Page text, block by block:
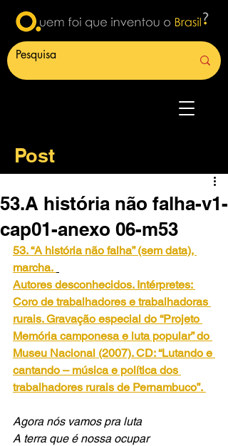
Post
53.A história não falha-v1-
cap01-anexo 06-m53
53. “A história não falha” (sem data),
marcha.
Autores desconhecidos. Intérpretes:
Coro de trabalhadores e trabalhadoras
rurais. Gravação especial do “Projeto
Memória camponesa e luta popular” do
Museu Nacional (2007). CD: “Lutando e
cantando – música e política dos
trabalhadores rurais de Pernambuco”.
Agora nós vamos pra luta
A terra que é nossa ocupar